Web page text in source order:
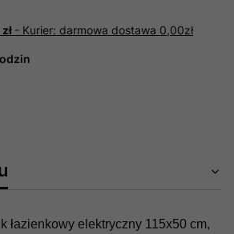
- Kurier: darmowa dostawa 0,00zł
łazienkowy elektryczny 115x50 cm,